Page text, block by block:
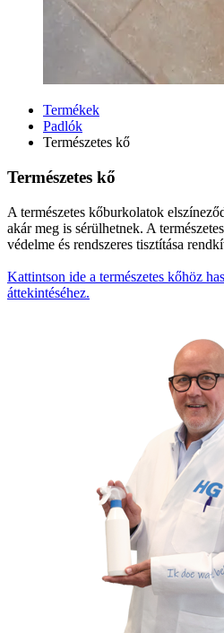
Termékek
Padlók
Természetes kő
Természetes kő
A természetes kőburkolatok
akár meg is sérülhetnek. A
védelme és rendszeres tisztítása
Kattintson ide a természetes kőhöz
áttekintéséhez.